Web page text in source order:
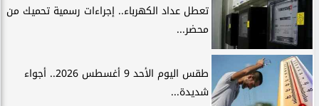
تعطل عداد الكهرباء.. إجراءات رسمية تحميك من
محضر...
طقس اليوم الأحد 9 أغسطس 2026.. أجواء
شديدة...